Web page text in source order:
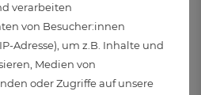
verarbeiten
von Besucher:innen
Adresse), um z.B. Inhalte und
Medien von
oder Zugriffe auf unsere